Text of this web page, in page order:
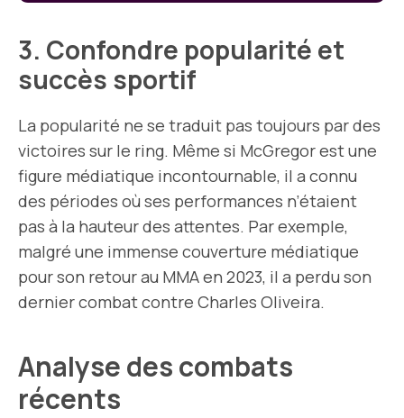
3. Confondre popularité et
succès sportif
La popularité ne se traduit pas toujours par des
victoires sur le ring. Même si McGregor est une
figure médiatique incontournable, il a connu
des périodes où ses performances n’étaient
pas à la hauteur des attentes. Par exemple,
malgré une immense couverture médiatique
pour son retour au MMA en 2023, il a perdu son
dernier combat contre Charles Oliveira.
Analyse des combats
récents